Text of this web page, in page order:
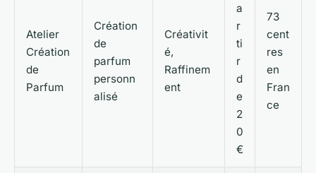
Atelier
Création
de
Parfum
Création
de
parfum
personn
alisé
Créativit
é,
Raffinem
ent
a
r
ti
r
d
e
2
0
€
73
cent
res
en
Fran
ce